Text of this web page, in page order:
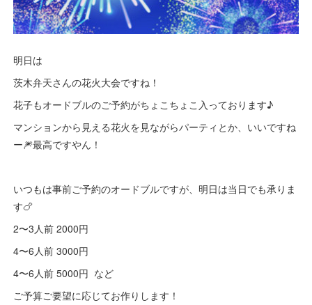
明日は
茨木弁天さんの花火大会ですね！
花子もオードブルのご予約がちょこちょこ入っております♪
マンションから見える花火を見ながらパーティとか、いいですね
ー🎆最高ですやん！
いつもは事前ご予約のオードブルですが、明日は当日でも承りま
す🍗
2〜3人前 2000円
4〜6人前 3000円
4〜6人前 5000円 など
ご予算ご要望に応じてお作りします！